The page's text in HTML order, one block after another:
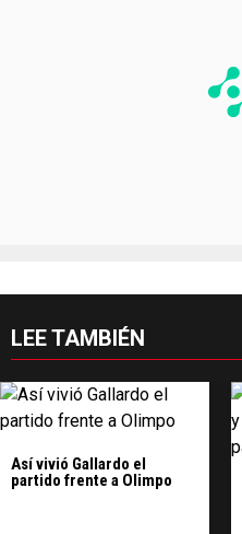
LEE TAMBIÉN
Así vivió Gallardo el
partido frente a Olimpo